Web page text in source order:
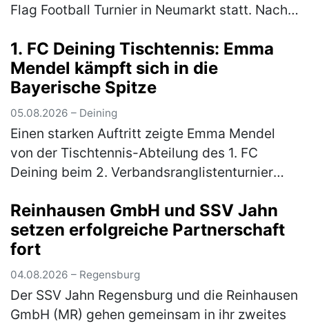
Flag Football Turnier in Neumarkt statt. Nach
Football in Neumarkt. …(mehr)
1. FC Deining Tischtennis: Emma
Mendel kämpft sich in die
Bayerische Spitze
05.08.2026 – Deining
Einen starken Auftritt zeigte Emma Mendel
von der Tischtennis-Abteilung des 1. FC
Deining beim 2. Verbandsranglistenturnier
das hochkarätig besetzte Turnier…(mehr)
Reinhausen GmbH und SSV Jahn
setzen erfolgreiche Partnerschaft
fort
04.08.2026 – Regensburg
Der SSV Jahn Regensburg und die Reinhausen
GmbH (MR) gehen gemeinsam in ihr zweites